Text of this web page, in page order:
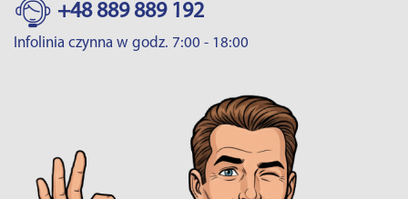
+48 889 889 192
Infolinia czynna w godz. 7:00 - 18:00